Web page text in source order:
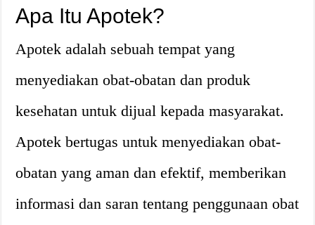
Apa Itu Apotek?
Apotek adalah sebuah tempat yang
menyediakan obat-obatan dan produk
kesehatan untuk dijual kepada masyarakat.
Apotek bertugas untuk menyediakan obat-
obatan yang aman dan efektif, memberikan
informasi dan saran tentang penggunaan obat